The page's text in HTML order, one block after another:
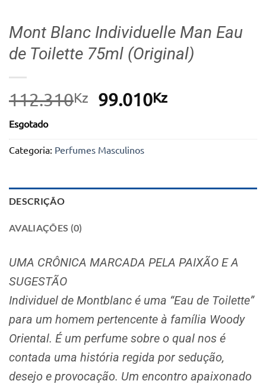
Mont Blanc Individuelle Man Eau
de Toilette 75ml (Original)
112.310Kz
O
original
era:
99.010KzO
atual
Esgotado
Categoria: Perfumes Masculinos
DESCRIÇÃO
AVALIAÇÕES (0)
UMA CRÔNICA MARCADA PELA PAIXÃO E A
SUGESTÃO
Individuel de Montblanc é uma “Eau de Toilette”
para um homem pertencente à família Woody
Oriental. É um perfume sobre o qual nos é
contada uma história regida por sedução,
desejo e provocação. Um encontro apaixonado